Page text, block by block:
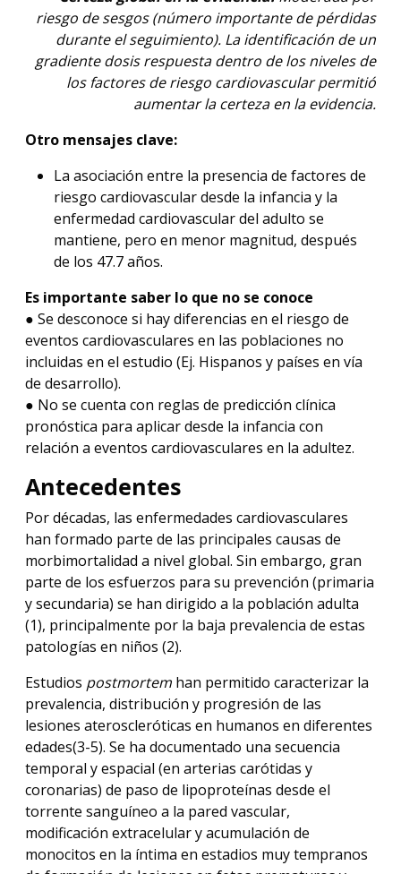
riesgo de sesgos (número importante de pérdidas
durante el seguimiento). La identificación de un
gradiente dosis respuesta dentro de los niveles de
los factores de riesgo cardiovascular permitió
aumentar la certeza en la evidencia.
Otro mensajes clave:
La asociación entre la presencia de factores de
riesgo cardiovascular desde la infancia y la
enfermedad cardiovascular del adulto se
mantiene, pero en menor magnitud, después
de los 47.7 años.
Es importante saber lo que no se conoce
● Se desconoce si hay diferencias en el riesgo de
eventos cardiovasculares en las poblaciones no
incluidas en el estudio (Ej. Hispanos y países en vía
de desarrollo).
● No se cuenta con reglas de predicción clínica
pronóstica para aplicar desde la infancia con
relación a eventos cardiovasculares en la adultez.
Antecedentes
Por décadas, las enfermedades cardiovasculares
han formado parte de las principales causas de
morbimortalidad a nivel global. Sin embargo, gran
parte de los esfuerzos para su prevención (primaria
y secundaria) se han dirigido a la población adulta
(1), principalmente por la baja prevalencia de estas
patologías en niños (2).
Estudios postmortem han permitido caracterizar la
prevalencia, distribución y progresión de las
lesiones ateroscleróticas en humanos en diferentes
edades(3-5). Se ha documentado una secuencia
temporal y espacial (en arterias carótidas y
coronarias) de paso de lipoproteínas desde el
torrente sanguíneo a la pared vascular,
modificación extracelular y acumulación de
monocitos en la íntima en estadios muy tempranos